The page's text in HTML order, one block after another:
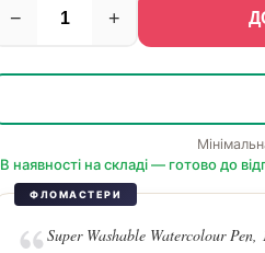
− +
В наявності на складі — готово до
ФЛОМАСТЕРИ
Super Washable Watercolour